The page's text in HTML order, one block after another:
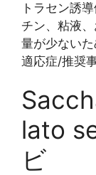
トラセン誘
チン、粘液
量が少ないた
適応症/推奨
lato
ビ